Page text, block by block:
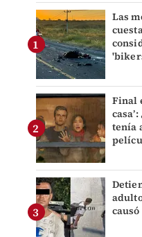
Las
Final
tenía